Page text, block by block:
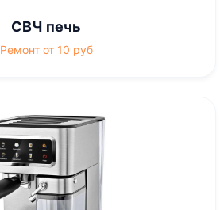
СВЧ печь
Ремонт от 10 руб